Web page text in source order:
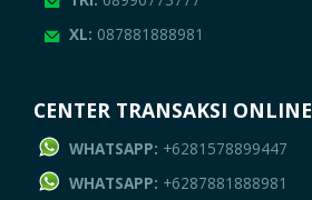
XL: 087881888981
CENTER TRANSAKSI ONLINE
WHATSAPP: +6281578899447
WHATSAPP: +6287881888981